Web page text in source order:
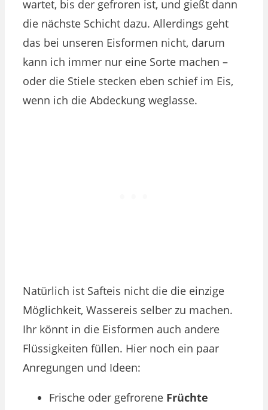
wartet, bis der gefroren ist, und gießt dann
die nächste Schicht dazu. Allerdings geht
das bei unseren Eisformen nicht, darum
kann ich immer nur eine Sorte machen –
oder die Stiele stecken eben schief im Eis,
wenn ich die Abdeckung weglasse.
Natürlich ist Safteis nicht die die einzige
Möglichkeit, Wassereis selber zu machen.
Ihr könnt in die Eisformen auch andere
Flüssigkeiten füllen. Hier noch ein paar
Anregungen und Ideen:
Frische oder gefrorene Früchte